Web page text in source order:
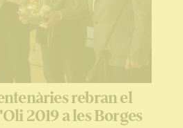
rebran el
2019 a les Borges